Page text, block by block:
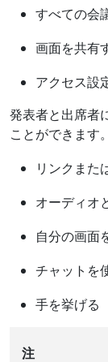
すべての会
画面を共有
アクセス設
発表者と出席者
ことができます。
リンクまた
オーディオ
自分の画面
チャットを
手を挙げる
注